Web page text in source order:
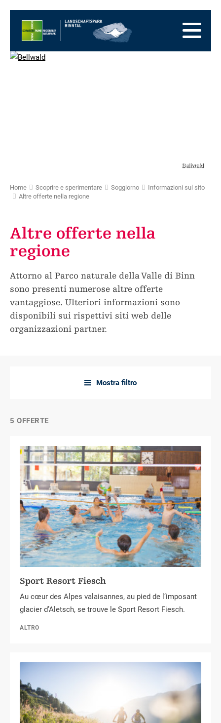
iniziale
navigazione
zona
Alla
Bellwald
Home Scoprire e sperimentare Soggiorno
Informazioni sul sito
Altre offerte nella regione
Altre offerte nella
regione
Attorno al Parco naturale della Valle di Binn
sono presenti numerose altre offerte
vantaggiose. Ulteriori informazioni sono
disponibili sui rispettivi siti web delle
organizzazioni partner.
a Mostra filtro
5 OFFERTE
Sport Resort Fiesch
Au cœur des Alpes valaisannes, au pied de l’imposant
glacier d’Aletsch, se trouve le Sport Resort Fiesch.
ALTRO